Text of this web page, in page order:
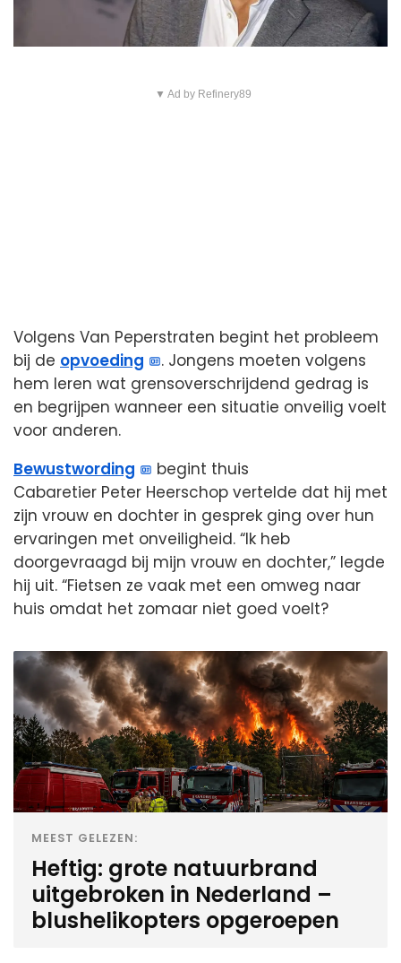
▼ Ad by Refinery89
Volgens Van Peperstraten begint het probleem
bij de opvoeding
. Jongens moeten volgens
hem leren wat grensoverschrijdend gedrag is
en begrijpen wanneer een situatie onveilig voelt
voor anderen.
Bewustwording
begint thuis
Cabaretier Peter Heerschop vertelde dat hij met
zijn vrouw en dochter in gesprek ging over hun
ervaringen met onveiligheid. “Ik heb
doorgevraagd bij mijn vrouw en dochter,” legde
hij uit. “Fietsen ze vaak met een omweg naar
huis omdat het zomaar niet goed voelt?
MEEST GELEZEN:
Heftig: grote natuurbrand
uitgebroken in Nederland –
blushelikopters opgeroepen